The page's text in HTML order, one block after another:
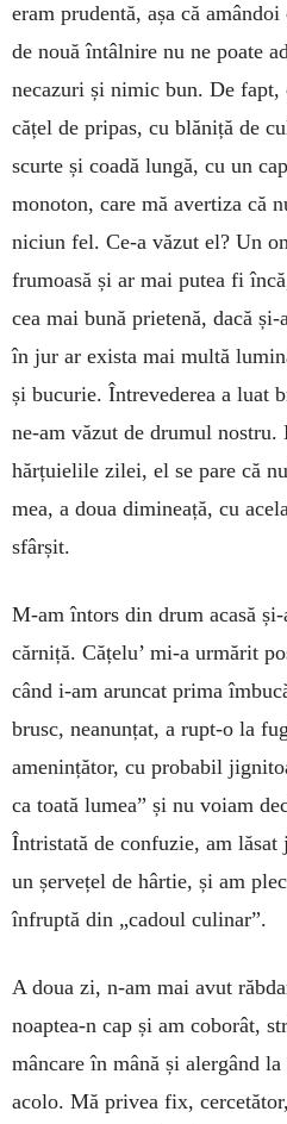
eram prudentă, așa că
de nouă întâlnire nu ne poate
necazuri și nimic bun. De fapt,
cățel de pripas, cu blăniță de
scurte și coadă lungă, cu un
monoton, care mă avertiza că
niciun fel. Ce-a văzut el? Un
frumoasă și ar mai putea fi
cea mai bună prie­te­nă, dacă
în jur ar exis­ta mai multă
și bucu­rie. În­tre­ve­derea a luat
ne-am văzut de drumul
hărțuielile zilei, el se pare că
mea, a do­ua dimineață, cu
sfârșit.
M-am întors din drum acasă
cărniță. Cățelu’ mi-a urmărit
când i-am aruncat prima
brusc, neanunțat, a rupt-o la
amenințător, cu probabil
ca toată lumea” și nu voiam
Întristată de confuzie, am lăsat
un șervețel de hârtie, și am
înfruptă din „cadoul culinar”.
A doua zi, n-am mai avut
noaptea-n cap și am coborât,
mâncare în mână și alergând
acolo. Mă privea fix,